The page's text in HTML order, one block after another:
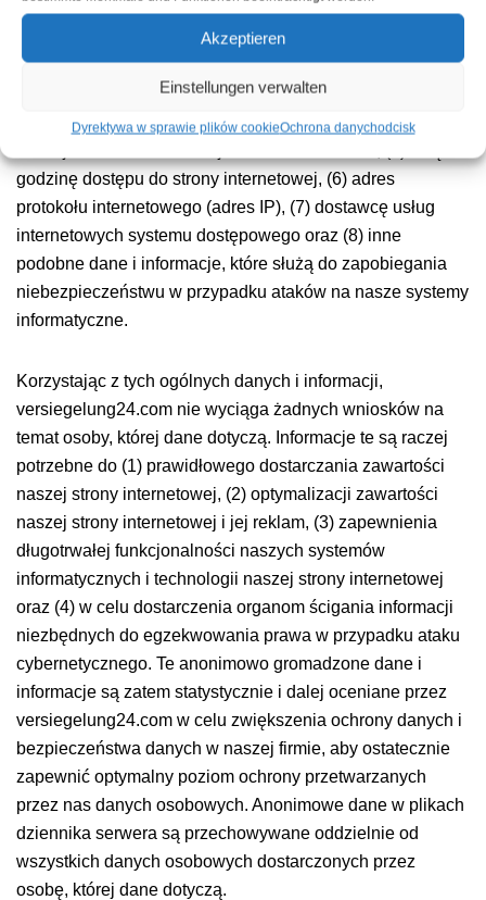
Akzeptieren
Einstellungen verwalten
Dyrektywa w sprawie plików cookieOchrona danychodcisk
wersje używanej przeglądarki, (2) system operacyjny, z
którego korzysta system dostępu, (3) strona internetowa, z
której system dostępowy dociera do naszej strony
internetowej (tzw. referrer), (4) podstrony internetowe, które
są dostępne za pośrednictwem systemu dostępowego na
godzinę dostępu do strony internetowej, (6) adres
protokołu internetowego (adres IP), (7) dostawcę usług
internetowych systemu dostępowego oraz (8) inne
podobne dane i informacje, które służą do zapobiegania
niebezpieczeństwu w przypadku ataków na nasze systemy
informatyczne.
Korzystając z tych ogólnych danych i informacji,
versiegelung24.com nie wyciąga żadnych wniosków na
temat osoby, której dane dotyczą. Informacje te są raczej
potrzebne do (1) prawidłowego dostarczania zawartości
naszej strony internetowej, (2) optymalizacji zawartości
naszej strony internetowej i jej reklam, (3) zapewnienia
długotrwałej funkcjonalności naszych systemów
informatycznych i technologii naszej strony internetowej
oraz (4) w celu dostarczenia organom ścigania informacji
niezbędnych do egzekwowania prawa w przypadku ataku
cybernetycznego. Te anonimowo gromadzone dane i
informacje są zatem statystycznie i dalej oceniane przez
versiegelung24.com w celu zwiększenia ochrony danych i
bezpieczeństwa danych w naszej firmie, aby ostatecznie
zapewnić optymalny poziom ochrony przetwarzanych
przez nas danych osobowych. Anonimowe dane w plikach
dziennika serwera są przechowywane oddzielnie od
wszystkich danych osobowych dostarczonych przez
osobę, której dane dotyczą.